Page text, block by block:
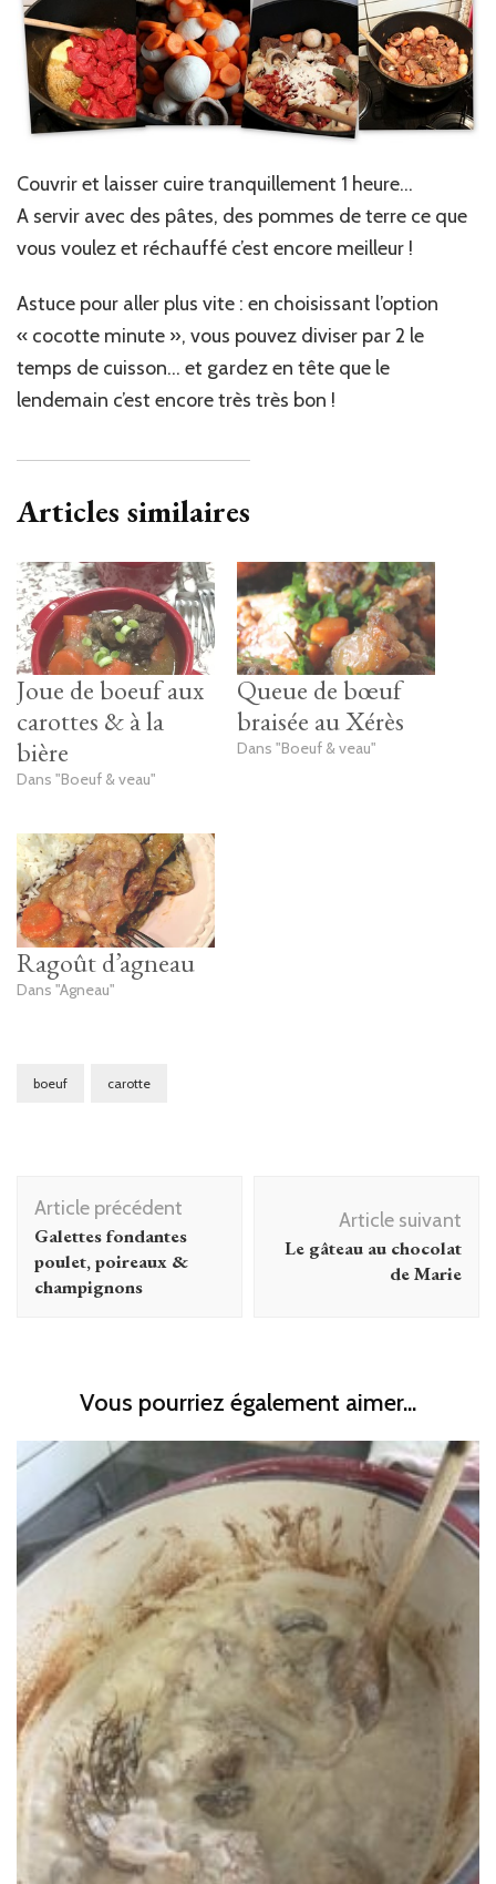
Couvrir et laisser cuire tranquillement 1 heure…
A servir avec des pâtes, des pommes de terre ce que
vous voulez et réchauffé c’est encore meilleur !
Astuce pour aller plus vite : en choisissant l’option
« cocotte minute », vous pouvez diviser par 2 le
temps de cuisson… et gardez en tête que le
lendemain c’est encore très très bon !
Articles similaires
Joue de boeuf aux
carottes & à la
bière
Dans "Boeuf & veau"
Queue de bœuf
braisée au Xérès
Dans "Boeuf & veau"
Ragoût d’agneau
Dans "Agneau"
boeuf carotte
Navigation
d'article
Article précédent
Galettes fondantes
poulet, poireaux &
champignons
Article suivant
Le gâteau au chocolat
de Marie
Vous pourriez également aimer...